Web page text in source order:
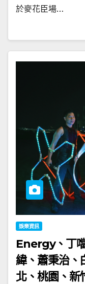
於麥花臣場…
娛樂資訊
Energy、丁
緯、蕭秉治、
北、桃園、新